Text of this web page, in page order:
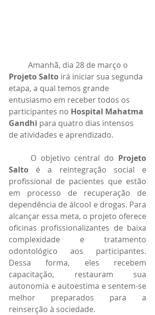
	Amanhã, dia 28 de março o
Projeto Salto irá iniciar sua segunda
etapa, a qual temos grande
entusiasmo em receber todos os
participantes no Hospital Mahatma
Gandhi para quatro dias intensos
de atividades e aprendizado.
	O objetivo central do
Projeto
Salto é a reintegração social e
profissional de pacientes que estão
em processo de recuperação de
dependência de álcool e drogas. Para
alcançar essa meta, o projeto oferece
oficinas profissionalizantes de baixa
complexidade e tratamento
odontológico aos participantes.
Dessa forma, eles recebem
capacitação, restauram sua
autonomia e autoestima e sentem-se
melhor preparados para a
reinserção à sociedade.